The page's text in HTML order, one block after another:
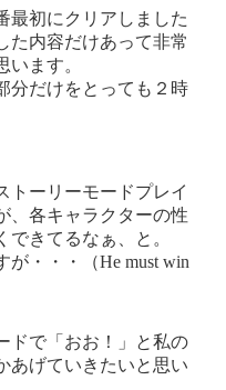
最初にクリアしました
た内容だけあって非常
ます。
分だけをとっても２時
トーリーモードプレイ
、各キャラクターの性
きてるなぁ、と。
・・・（He must win
ドで「おお！」と私の
あげていきたいと思い